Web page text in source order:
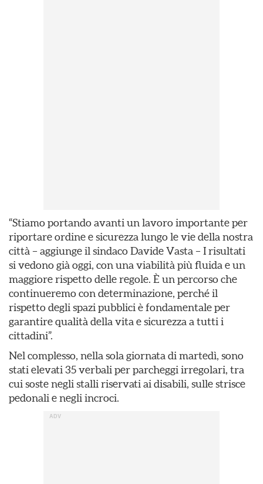
“Stiamo portando avanti un lavoro importante per
riportare ordine e sicurezza lungo le vie della nostra
città – aggiunge il sindaco Davide Vasta – I risultati
si vedono già oggi, con una viabilità più fluida e un
maggiore rispetto delle regole. È un percorso che
continueremo con determinazione, perché il
rispetto degli spazi pubblici è fondamentale per
garantire qualità della vita e sicurezza a tutti i
cittadini”.
Nel complesso, nella sola giornata di martedì, sono
stati elevati 35 verbali per parcheggi irregolari, tra
cui soste negli stalli riservati ai disabili, sulle strisce
pedonali e negli incroci.